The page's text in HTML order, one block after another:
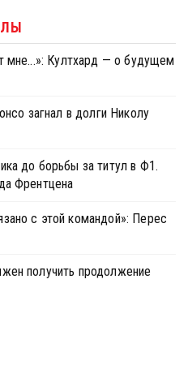
мне...»: Култхард — о будущем
загнал в долги Николу
до борьбы за титул в Ф1.
Френтцена
с этой командой»: Перес
получить продолжение